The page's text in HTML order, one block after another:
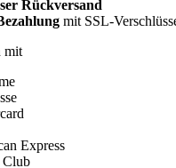
Rückversand
mit SSL-
mit